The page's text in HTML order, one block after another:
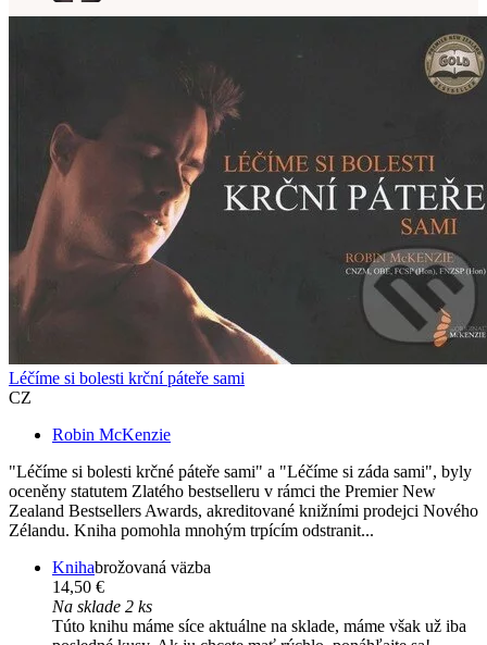
Léčíme si bolesti krční páteře sami
CZ
Robin McKenzie
"Léčíme si bolesti krčné páteře sami" a "Léčíme si záda sami", byly
oceněny statutem Zlatého bestselleru v rámci the Premier New
Zealand Bestsellers Awards, akreditované knižními prodejci Nového
Zélandu. Kniha pomohla mnohým trpícím odstranit...
Knihabrožovaná väzba
14,50 €
Na sklade 2 ks
Túto knihu máme síce aktuálne na sklade, máme však už iba